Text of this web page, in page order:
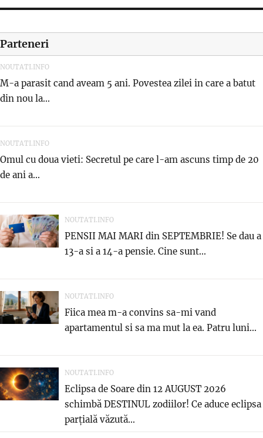
Parteneri
NOUTATI.INFO
M-a parasit cand aveam 5 ani. Povestea zilei in care a batut
din nou la...
NOUTATI.INFO
Omul cu doua vieti: Secretul pe care l-am ascuns timp de 20
de ani a...
NOUTATI.INFO
PENSII MAI MARI din SEPTEMBRIE! Se dau a
13-a si a 14-a pensie. Cine sunt...
NOUTATI.INFO
Fiica mea m-a convins sa-mi vand
apartamentul si sa ma mut la ea. Patru luni...
NOUTATI.INFO
Eclipsa de Soare din 12 AUGUST 2026
schimbă DESTINUL zodiilor! Ce aduce eclipsa
parțială văzută...